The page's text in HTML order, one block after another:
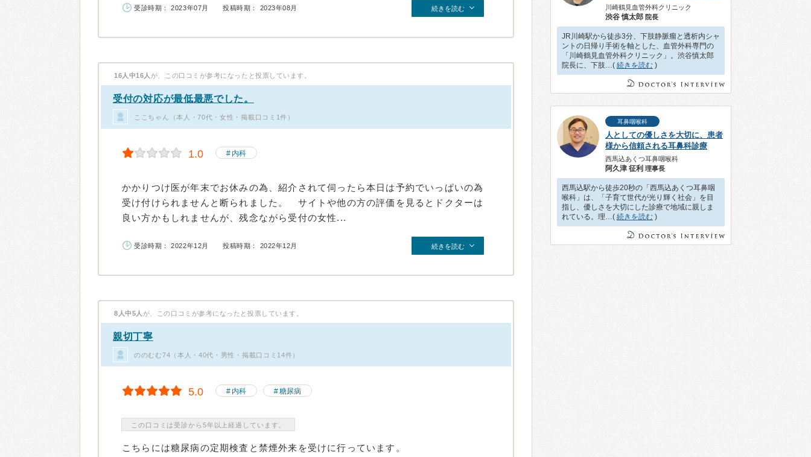
受診時期： 2023年07月 投稿時期： 2023年08月 続きを読む
16人中16人 が、この口コミが参考になったと投票しています。
受付の対応が最低最悪でした。
ここちゃん（本人・70代・女性・掲載口コミ1件）
1.0 内科
かかりつけ医が年末でお休みの為、紹介されて伺ったら本日は予約でいっぱいの為
受け付けられませんと断られました。 サイトや他の方の評価を見るとドクターは
良い方かもしれませんが、残念ながら受付の女性...
受診時期： 2022年12月 投稿時期： 2022年12月 続きを読む
8人中5人 が、この口コミが参考になったと投票しています。
親切丁寧
ののむむ74（本人・40代・男性・掲載口コミ14件）
5.0 内科 糖尿病
この口コミは受診から5年以上経過しています。
こちらには糖尿病の定期検査と禁煙外来を受けに行っています。
川崎鶴見血管外科クリニック
渋谷 慎太郎 院長
JR川崎駅から徒歩3分、下肢静脈瘤と透析内シャ
ントの日帰り手術を軸とした、血管外科専門の
「川崎鶴見血管外科クリニック」。渋谷慎太郎
院長に、下肢…( 続きを読む )
耳鼻咽喉科
人としての優しさを大切に、患者
様から信頼される耳鼻科診療
西馬込あくつ耳鼻咽喉科
阿久津 征利 理事長
西馬込駅から徒歩20秒の「西馬込あくつ耳鼻咽
喉科」は、「子育て世代が光り輝く社会」を目
指し、優しさを大切にした診療で地域に親しま
れている。理…( 続きを読む )